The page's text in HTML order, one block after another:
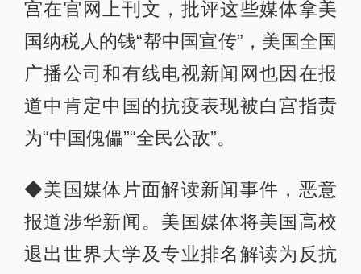
宫在官网上刊文，批评这些媒体拿美
国纳税人的钱“帮中国宣传”，美国全国
广播公司和有线电视新闻网也因在报
道中肯定中国的抗疫表现被白宫指责
为“中国傀儡”“全民公敌”。
◆美国媒体片面解读新闻事件，恶意
报道涉华新闻。美国媒体将美国高校
退出世界大学及专业排名解读为反抗